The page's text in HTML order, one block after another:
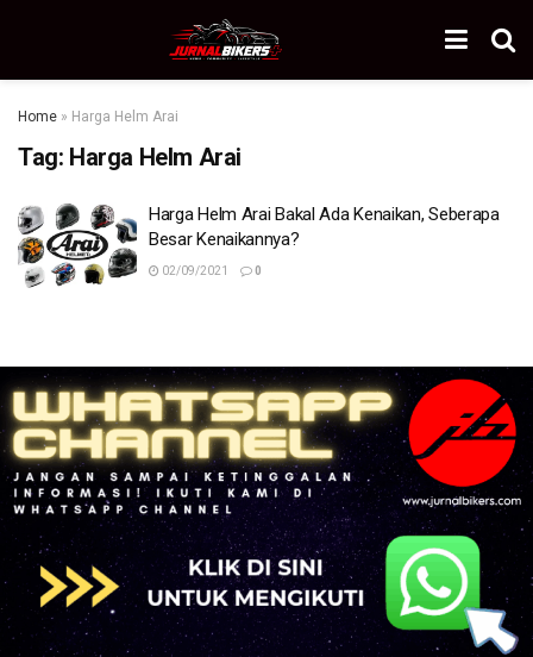
Home » Harga Helm Arai
Tag: Harga Helm Arai
Harga Helm Arai Bakal Ada Kenaikan, Seberapa
Besar Kenaikannya?
02/09/2021 0